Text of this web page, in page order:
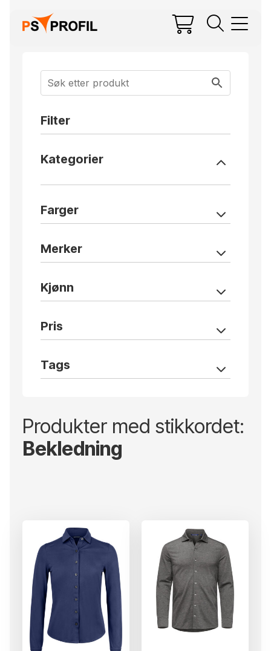
Filter
Kategorier
Farger
Merker
Kjønn
Pris
Tags
Produkter med stikkordet:
Bekledning